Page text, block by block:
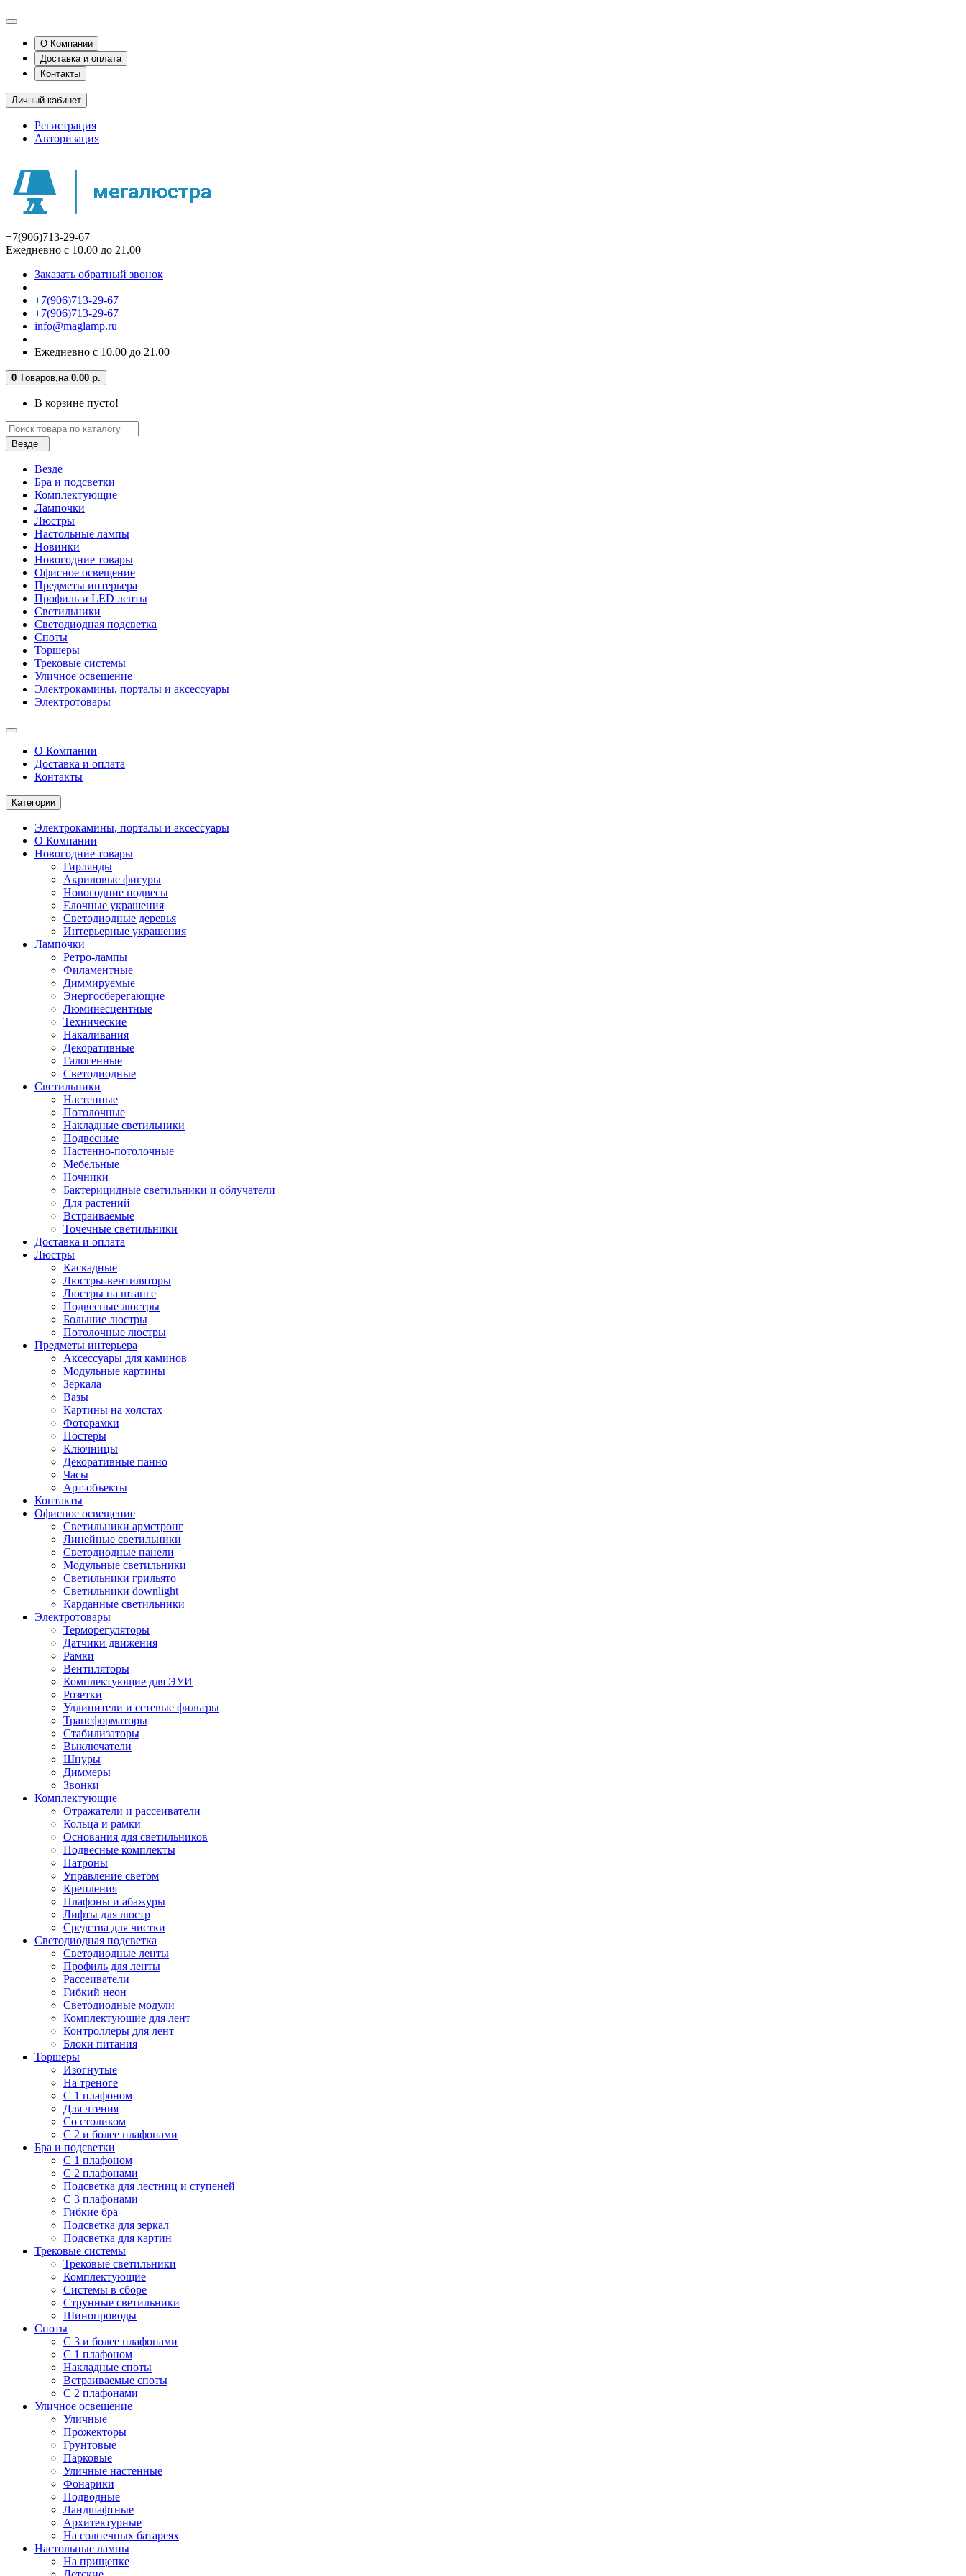
О Компании
Доставка и оплата
Контакты
Личный кабинет
Регистрация
Авторизация
+7(906)713-29-67
Ежедневно с 10.00 до 21.00
Заказать обратный звонок
+7(906)713-29-67
+7(906)713-29-67
info@maglamp.ru
Ежедневно с 10.00 до 21.00
0 Tоваров,на 0.00 р.
В корзине пусто!
Везде
Везде
Бра и подсветки
Комплектующие
Лампочки
Люстры
Настольные лампы
Новинки
Новогодние товары
Офисное освещение
Предметы интерьера
Профиль и LED ленты
Светильники
Светодиодная подсветка
Споты
Торшеры
Трековые системы
Уличное освещение
Электрокамины, порталы и аксессуары
Электротовары
О Компании
Доставка и оплата
Контакты
Категории
Электрокамины, порталы и аксессуары
О Компании
Новогодние товары
Гирлянды
Акриловые фигуры
Новогодние подвесы
Елочные украшения
Светодиодные деревья
Интерьерные украшения
Лампочки
Ретро-лампы
Филаментные
Диммируемые
Энергосберегающие
Люминесцентные
Технические
Накаливания
Декоративные
Галогенные
Светодиодные
Светильники
Настенные
Потолочные
Накладные светильники
Подвесные
Настенно-потолочные
Мебельные
Ночники
Бактерицидные светильники и облучатели
Для растений
Встраиваемые
Точечные светильники
Доставка и оплата
Люстры
Каскадные
Люстры-вентиляторы
Люстры на штанге
Подвесные люстры
Большие люстры
Потолочные люстры
Предметы интерьера
Аксессуары для каминов
Модульные картины
Зеркала
Вазы
Картины на холстах
Фоторамки
Постеры
Ключницы
Декоративные панно
Часы
Арт-объекты
Контакты
Офисное освещение
Светильники армстронг
Линейные светильники
Светодиодные панели
Модульные светильники
Светильники грильято
Светильники downlight
Карданные светильники
Электротовары
Терморегуляторы
Датчики движения
Рамки
Вентиляторы
Комплектующие для ЭУИ
Розетки
Удлинители и сетевые фильтры
Трансформаторы
Стабилизаторы
Выключатели
Шнуры
Диммеры
Звонки
Комплектующие
Отражатели и рассеиватели
Кольца и рамки
Основания для светильников
Подвесные комплекты
Патроны
Управление светом
Крепления
Плафоны и абажуры
Лифты для люстр
Средства для чистки
Светодиодная подсветка
Светодиодные ленты
Профиль для ленты
Рассеиватели
Гибкий неон
Светодиодные модули
Комплектующие для лент
Контроллеры для лент
Блоки питания
Торшеры
Изогнутые
На треноге
С 1 плафоном
Для чтения
Со столиком
С 2 и более плафонами
Бра и подсветки
С 1 плафоном
С 2 плафонами
Подсветка для лестниц и ступеней
С 3 плафонами
Гибкие бра
Подсветка для зеркал
Подсветка для картин
Трековые системы
Трековые светильники
Комплектующие
Системы в сборе
Струнные светильники
Шинопроводы
Споты
С 3 и более плафонами
С 1 плафоном
Накладные споты
Встраиваемые споты
С 2 плафонами
Уличное освещение
Уличные
Прожекторы
Грунтовые
Парковые
Уличные настенные
Фонарики
Подводные
Ландшафтные
Архитектурные
На солнечных батареях
Настольные лампы
На прищепке